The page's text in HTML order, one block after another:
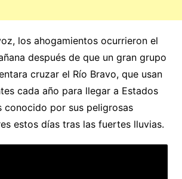
los ahogamientos ocurrieron el
después de que un gran grupo
cruzar el Río Bravo, que usan
cada año para llegar a Estados
conocido por sus peligrosas
estos días tras las fuertes lluvias.